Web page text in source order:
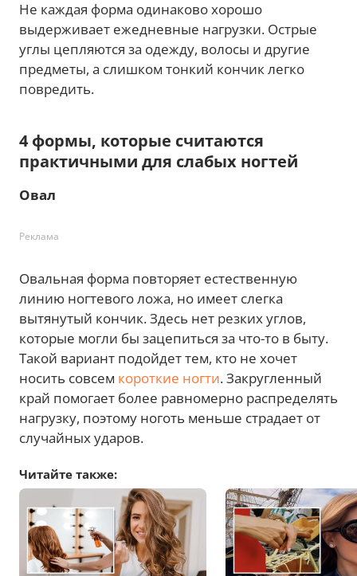
Не каждая форма одинаково хорошо
выдерживает ежедневные нагрузки. Острые
углы цепляются за одежду, волосы и другие
предметы, а слишком тонкий кончик легко
повредить.
4 формы, которые считаются
практичными для слабых ногтей
Овал
Реклама
Овальная форма повторяет естественную
линию ногтевого ложа, но имеет слегка
вытянутый кончик. Здесь нет резких углов,
которые могли бы зацепиться за что-то в быту.
Такой вариант подойдет тем, кто не хочет
носить совсем короткие ногти. Закругленный
край помогает более равномерно распределять
нагрузку, поэтому ноготь меньше страдает от
случайных ударов.
Читайте также: